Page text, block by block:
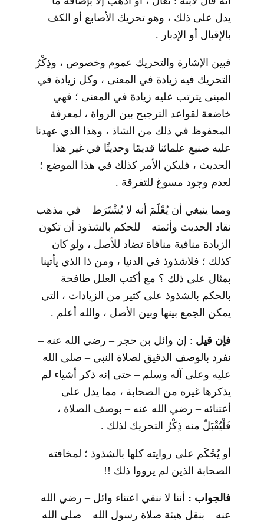
يدل على ذلك ، وهو تحريك الأصابع أو الكف
بالإقبال أو الإدبار .
فبين الإشارة والتحريك عموم وخصوص ، وذِكْرُ
التحريك فيه زيادة في المعنى ، وكل زيادة في
المبنى يترتب عليه زيادة في المعنى ؛ فهي
خاضعة لقواعد الترجيح بين الرواة ، لمعرفة
المحفوظ في ذلك من الشاذ ، وهذا الذي عهدنا
عليه صنيع علمائنا قديمًا وحديثًا في غير هذا
الحديث ، فليكن الأمر كذلك في هذا الموضع ؛
لعدم وجود مسوغ للتفرقة .
ومما ينبغي أن يُعْلَمَ أنه لا يُشْتَرَط – في مذهب
نقاد الحديث وأئمته – للحكم بالشذوذ أن تكون
الزيادة منافية منافاة تضاد للأصل ، ولو كان
كذلك ؛ فلاشذوذ في الدنيا ، ومن ذا الذي يأتينا
بمثال على ذلك ؟ مع أكتب العلل طافحة
بالحكم بالشذوذ على كثير من الزيادات ، التي
يمكن الجمع بينها وبين الأصل ، والله أعلم .
فإن قيل : إن وائل بن حجر – رضي الله عنه –
نفرد بالوصف الدقيق لصلاة النبي – صلى الله
عليه وعلى آله وسلم – حتى إنه ذكر أشياء لم
يذكرها غيره من الصحابة ، مما يدل على
أعتنائه – رضي الله عنه – بوصف الصلاة ،
فَلْيُقْبَلْ منه ذِكْرُ التحريك لذلك .
أو يُحْكَم على روايته كلها بالشذوذ ؛ لمخافته
الصحابة الذين لم يرووا ذلك !!
فالجواب : أننا لا ننفي اعتناء وائل – رضي الله
عنه – بنقل هيئة صلاة رسول الله – صلى الله